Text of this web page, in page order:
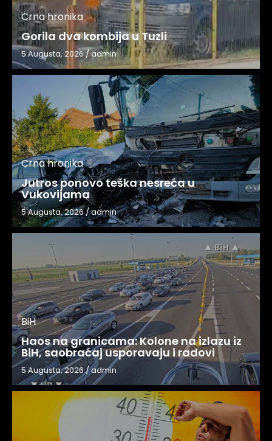
Crna hronika
Gorila dva kombija u Tuzli
5 Augusta, 2026/admin
Crna hronika
Jutros ponovo teška nesreća u
Vukovijama
5 Augusta, 2026/admin
BiH
Haos na granicama: Kolone na izlazu iz
BiH, saobraćaj usporavaju i radovi
5 Augusta, 2026/admin